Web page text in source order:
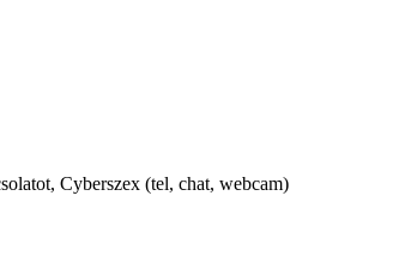
Cyberszex (tel, chat, webcam)